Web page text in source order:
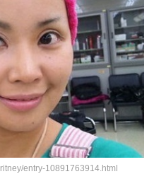
entry-10891763914.html